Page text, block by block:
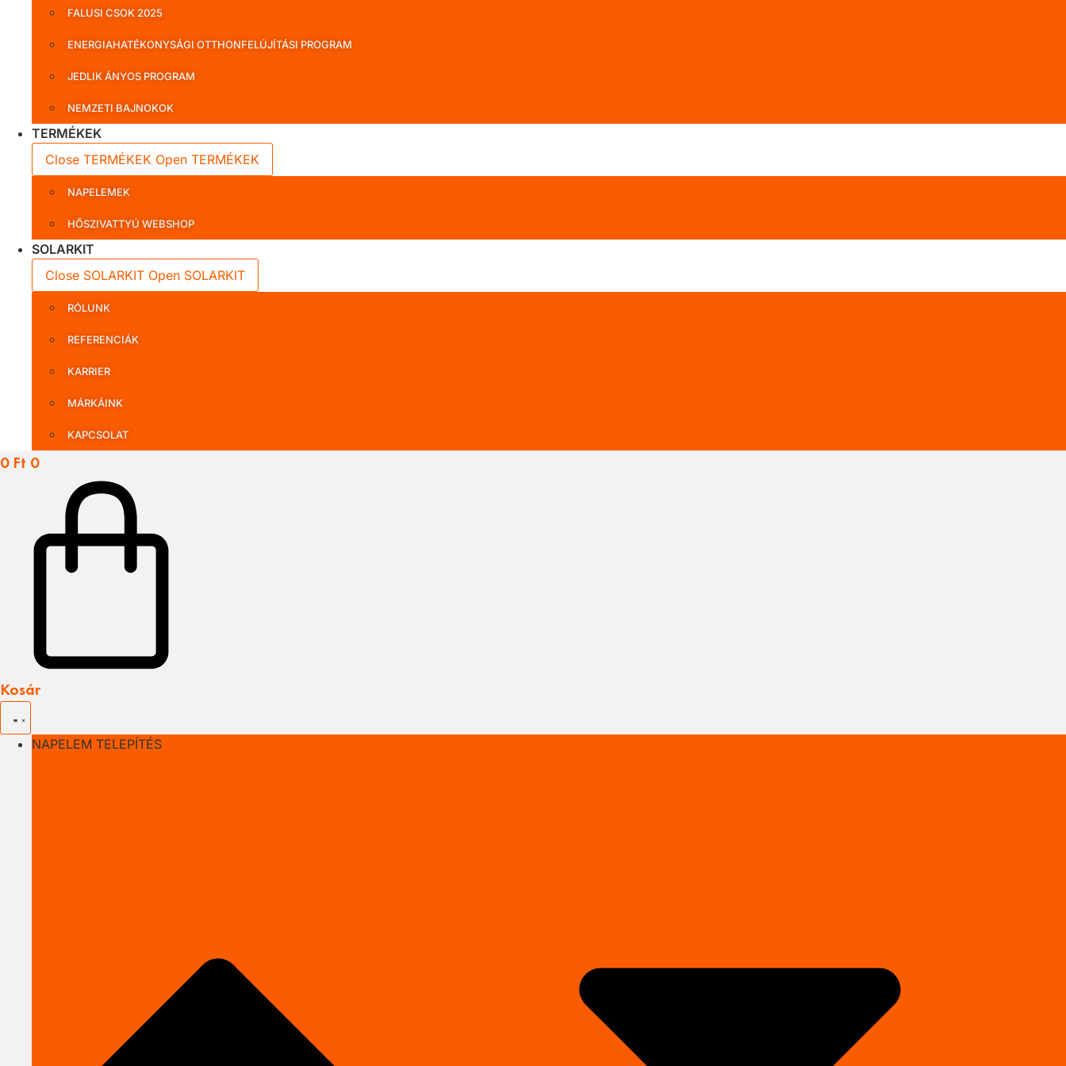
FALUSI CSOK 2025
ENERGIAHATÉKONYSÁGI OTTHONFELÚJÍTÁSI PROGRAM
JEDLIK ÁNYOS PROGRAM
NEMZETI BAJNOKOK
TERMÉKEK
Close TERMÉKEK Open TERMÉKEK
NAPELEMEK
HŐSZIVATTYÚ WEBSHOP
SOLARKIT
Close SOLARKIT Open SOLARKIT
RÓLUNK
REFERENCIÁK
KARRIER
MÁRKÁINK
KAPCSOLAT
0 Ft 0
Kosár
NAPELEM TELEPÍTÉS